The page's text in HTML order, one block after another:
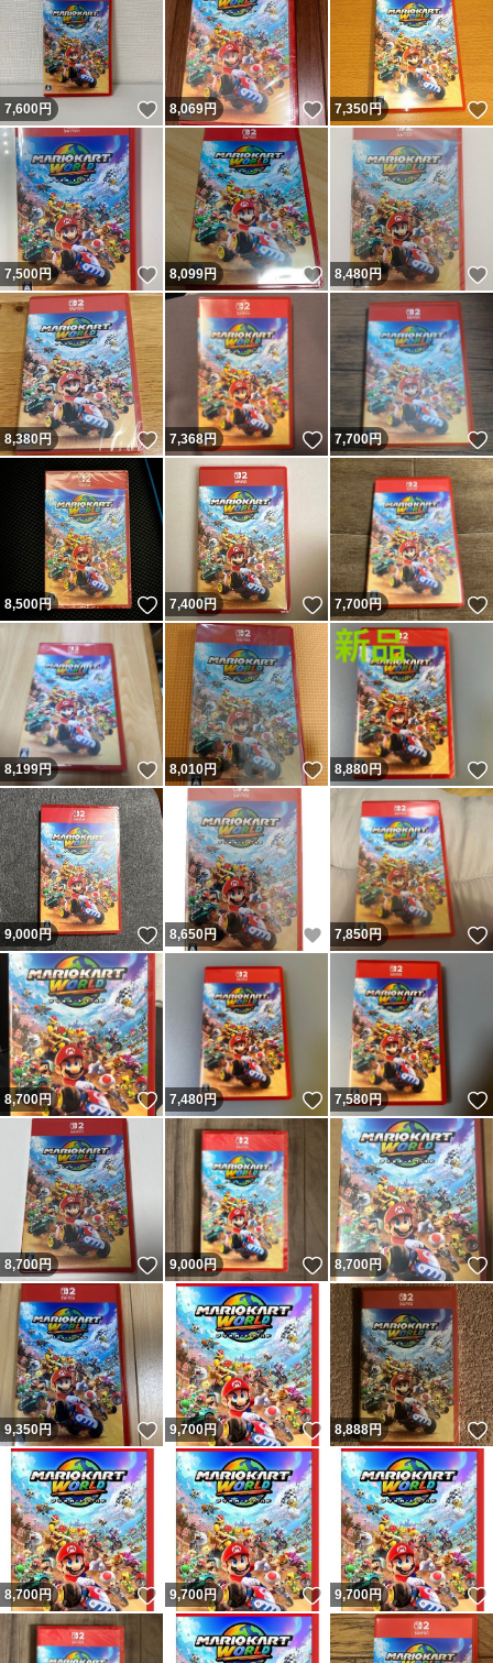
7,600円 いいね！
8,069円 いいね！
7,350円
7,500円 いいね！
8,099円 いいね！
8,480円
8,380円 いいね！
7,368円 いいね！
7,700円
8,500円 いいね！
7,400円 いいね！
7,700円
8,199円 いいね！
8,010円 いいね！
8,880円
9,000円 いいね！
8,650円 いいね！
7,850円
8,700円 いいね！
7,480円 いいね！
7,580円
8,700円 いいね！
9,000円 いいね！
8,700円
9,350円 いいね！
9,700円 いいね！
8,888円
8,700円 いいね！
9,700円 いいね！
9,700円